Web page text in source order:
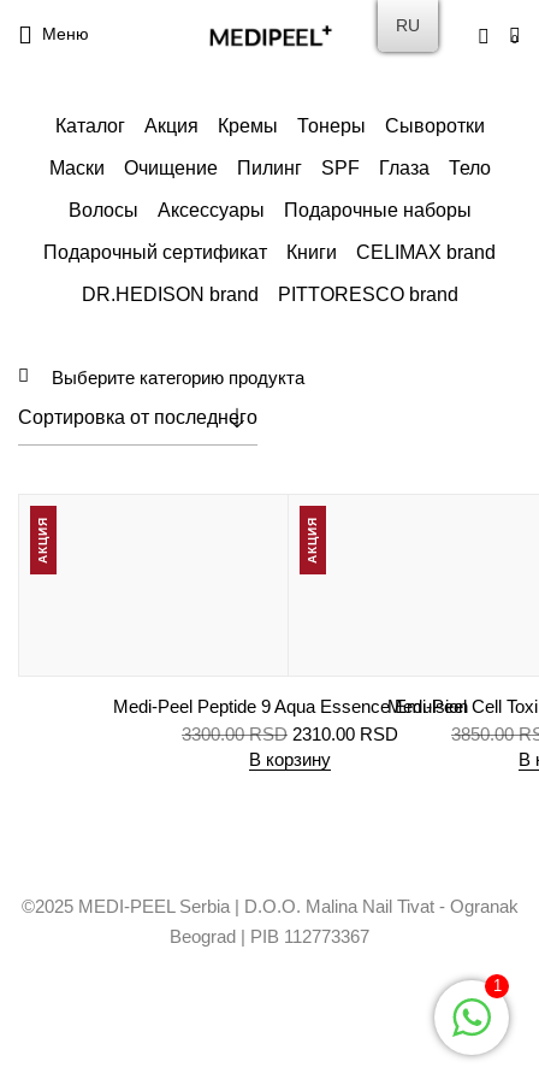
Меню 0
Выберите категорию продукта
Каталог Акция Кремы Тонеры Сыворотки
Маски Очищение Пилинг SPF Глаза Тело
Волосы Аксессуары Подарочные наборы
Подарочный сертификат Книги CELIMAX brand
DR.HEDISON brand PITTORESCO brand
АКЦИЯ
Medi-Peel Peptide 9 Aqua Essence Emulsion
3300.00RSD 2310.00 RSD
В корзину
АКЦИЯ
Medi-Peel Cell
3850.00
В
©2025 MEDI-PEEL Serbia | D.O.O. Malina Nail Tivat - Ogranak
Beograd | PIB 112773367
1
RU